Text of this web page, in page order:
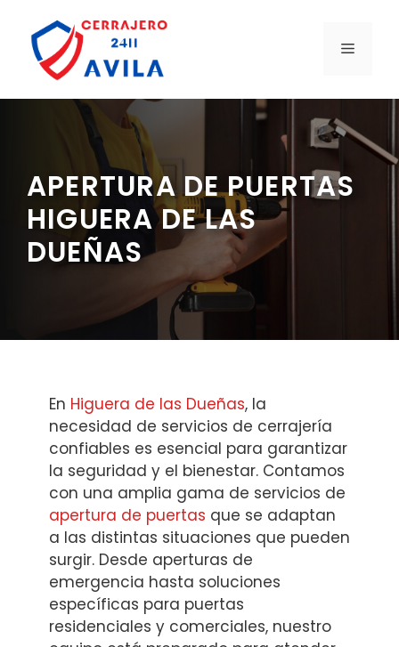
contenido
MENÚ
APERTURA DE PUERTAS
HIGUERA DE LAS
DUEÑAS
En Higuera de las Dueñas, la
necesidad de servicios de cerrajería
confiables es esencial para garantizar
la seguridad y el bienestar. Contamos
con una amplia gama de servicios de
apertura de puertas que se adaptan
a las distintas situaciones que pueden
surgir. Desde aperturas de
emergencia hasta soluciones
específicas para puertas
residenciales y comerciales, nuestro